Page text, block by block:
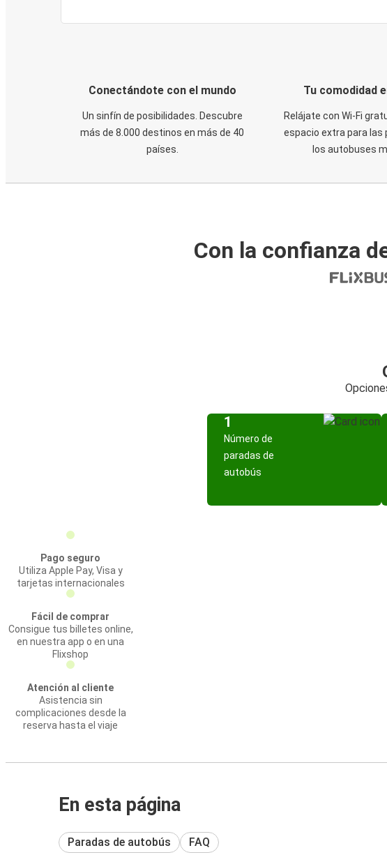
Conectándote con el mundo
Un sinfín de posibilidades. Descubre
más de 8.000 destinos en más de 40
países.
Tu comodidad
Relájate con Wi-Fi
espacio extra para las
los autobuses
Con la confianza
1
Número de
paradas de
autobús
Pago seguro
Utiliza Apple Pay, Visa y
tarjetas internacionales
Fácil de comprar
Consigue tus billetes online,
en nuestra app o en una
Flixshop
Atención al cliente
Asistencia sin
complicaciones desde la
reserva hasta el viaje
En esta página
Paradas de autobús FAQ